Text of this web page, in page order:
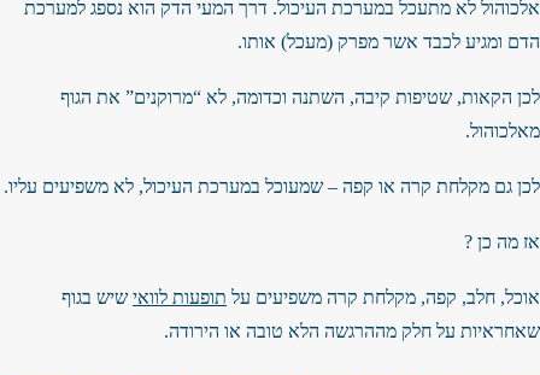
אלכוהול לא מתעכל במערכת העיכול. דרך המעי הדק הוא נספג למערכת
הדם ומגיע לכבד אשר מפרק (מעכל) אותו.
לכן הקאות, שטיפות קיבה, השתנה וכדומה, לא “מרוקנים” את הגוף
מאלכוהול.
לכן גם מקלחת קרה או קפה – שמעוכל במערכת העיכול, לא משפיעים עליו.
אז מה כן ?
אוכל, חלב, קפה, מקלחת קרה משפיעים על תופעות לוואי שיש בגוף
שאחראיות על חלק מההרגשה הלא טובה או הירודה.